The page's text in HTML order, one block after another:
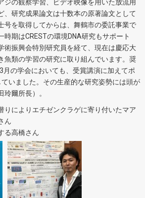
ジの観察学習、ビデオ映像を用いた放流用
、研究成果論文は十数本の原著論文として
号を取得してからは、舞鶴市の委託事業で
時期はCRESTの環境DNA研究もサポート
術振興会特別研究員を経て、現在は慶応大
魚類の学習の研究に取り組んでいます。奨
月の学会においても、受賞講演に加えてポ
いました。その生産的な研究姿勢には頭が
爾所長）。
りによりエチゼンクラゲに寄り付いたマア
ん
る高橋さん